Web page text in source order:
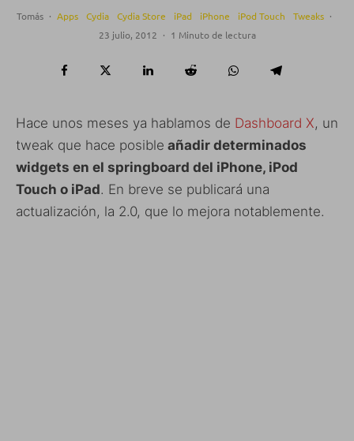
Tomás · Apps Cydia Cydia Store iPad iPhone iPod Touch Tweaks ·
23 julio, 2012 · 1 Minuto de lectura
Hace unos meses ya hablamos de Dashboard X, un
tweak que hace posible añadir determinados
widgets en el springboard del iPhone, iPod
Touch o iPad. En breve se publicará una
actualización, la 2.0, que lo mejora notablemente.